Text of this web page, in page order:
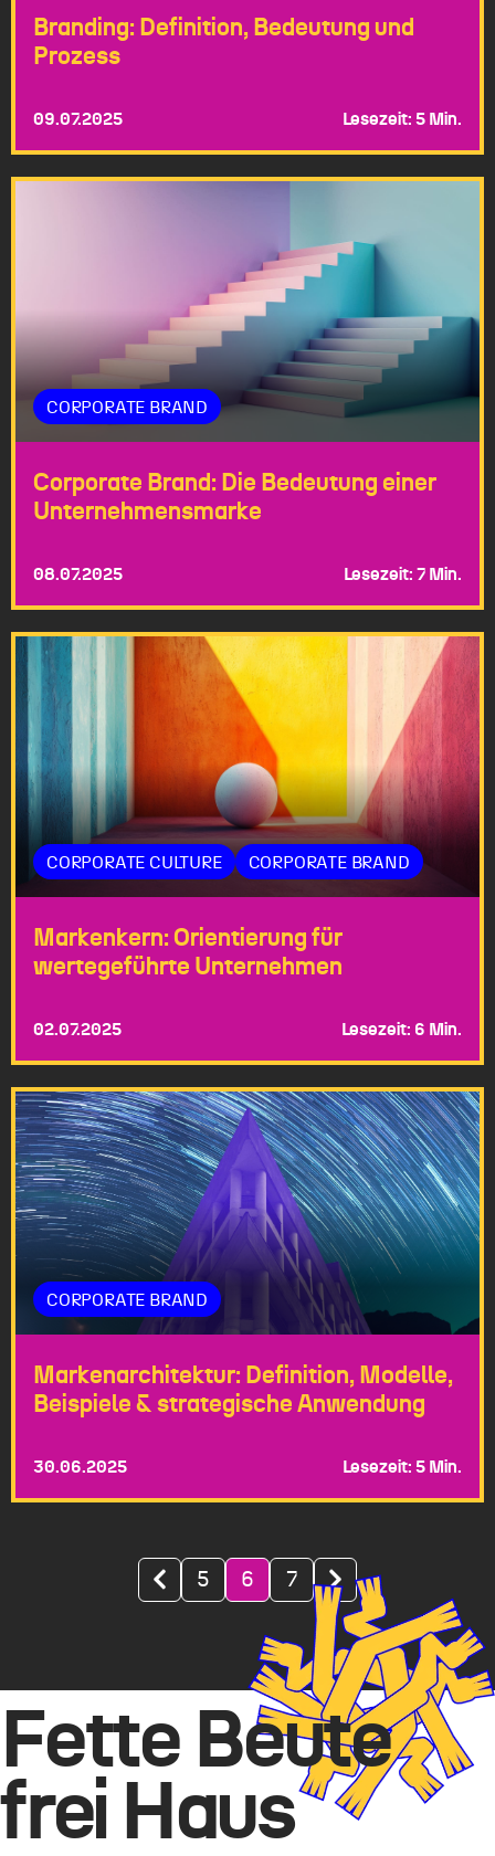
Branding: Definition, Bedeutung und
Prozess
09.07.2025 Lesezeit: 5 Min.
CORPORATE BRAND
Corporate Brand: Die Bedeutung einer
Unternehmensmarke
08.07.2025 Lesezeit: 7 Min.
CORPORATE CULTURE CORPORATE BRAND
Markenkern: Orientierung für
wertegeführte Unternehmen
02.07.2025 Lesezeit: 6 Min.
CORPORATE BRAND
Markenarchitektur: Definition, Modelle,
Beispiele & strategische Anwendung
30.06.2025 Lesezeit: 5 Min.
5 6 7
Fette Beute
frei Haus